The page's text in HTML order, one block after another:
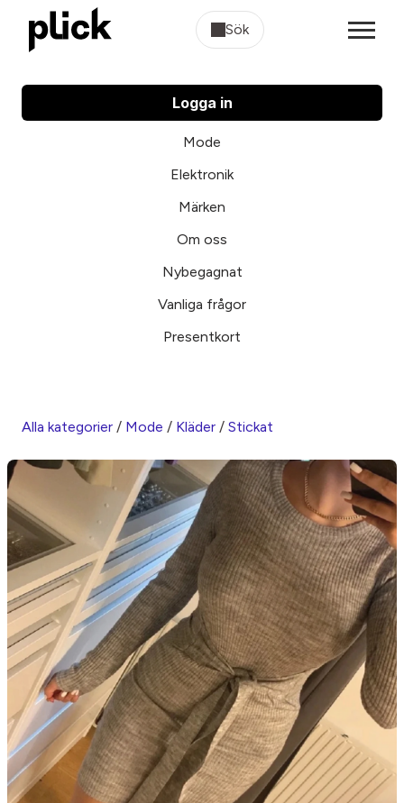
Sök
Logga in
Mode
Elektronik
Märken
Om oss
Nybegagnat
Vanliga frågor
Presentkort
Alla kategorier / Mode / Kläder / Stickat